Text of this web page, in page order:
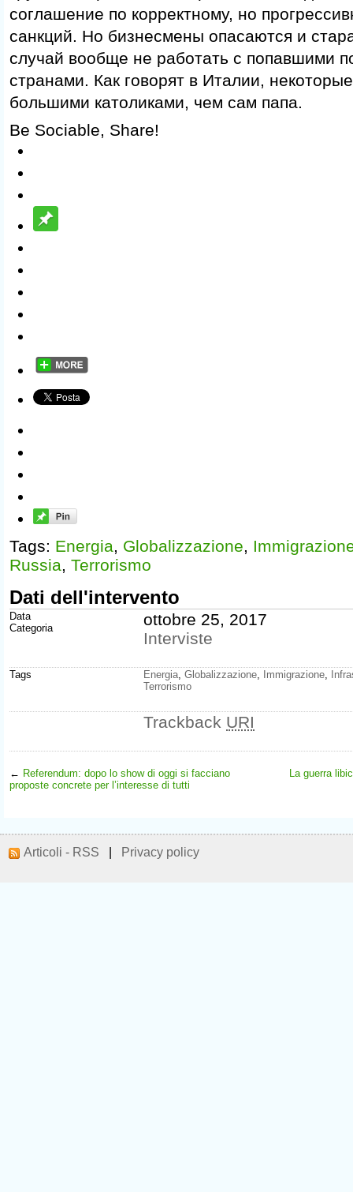
соглашение по корректному, но
санкций. Но бизнесмены опасаются и
случай вообще не работать с попавшими
странами. Как говорят в Италии,
большими католиками, чем сам папа.
Be Sociable, Share!
Tags: Energia, Globalizzazione,
Russia, Terrorismo
Dati dell'intervento
Data
Categoria
ottobre 25, 2017
Interviste
Tags Energia, Globalizzazione, Immigrazione,
Terrorismo
Trackback URI
← Referendum: dopo lo show di oggi si facciano
proposte concrete per l’interesse di tutti
La guerra
Articoli - RSS Privacy policy